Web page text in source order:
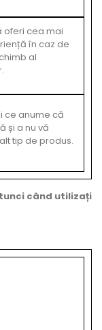
oferi cea mai
în caz de
al
ce anume că
și a nu vă
tip de produs.
când utilizați